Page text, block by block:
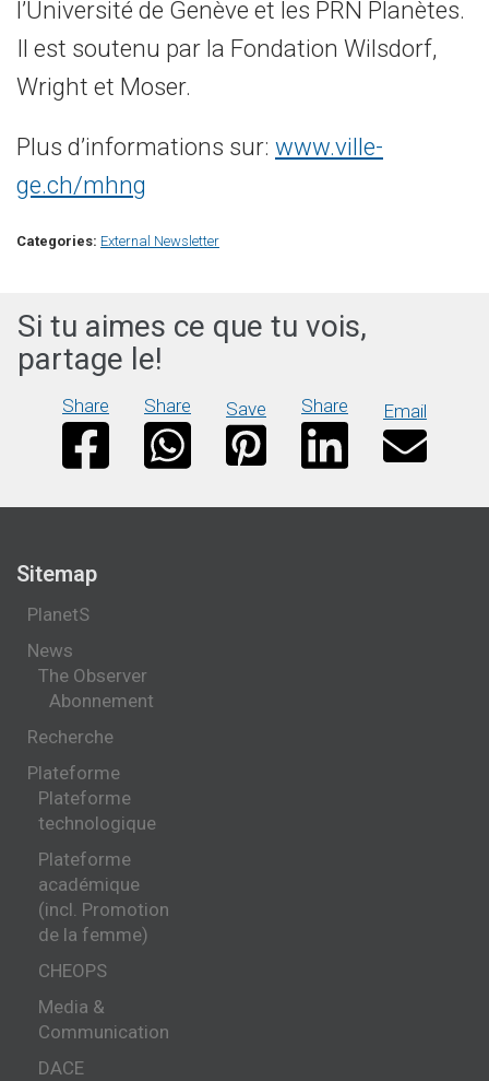
l’Université de Genève et les PRN Planètes.
Il est soutenu par la Fondation Wilsdorf,
Wright et Moser.
Plus d’informations sur: www.ville-
ge.ch/mhng
Categories: External Newsletter
Si tu aimes ce que tu vois,
partage le!
Share Share Save Share Email
Sitemap
PlanetS
News
The Observer
Abonnement
Recherche
Plateforme
Plateforme
technologique
Plateforme
académique
(incl. Promotion
de la femme)
CHEOPS
Media &
Communication
DACE